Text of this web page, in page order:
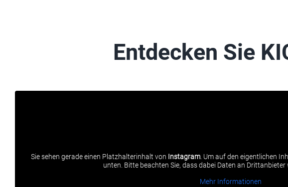
Entdecken Sie
Sie sehen gerade einen Platzhalterinhalt von Instagram. Um auf den eigentlichen
unten. Bitte beachten Sie, dass dabei Daten an Drittanbieter
Mehr Informationen